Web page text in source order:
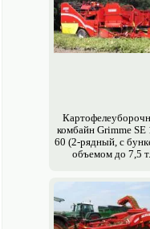
комбайн Grimme SE
60 (2-рядный, с
объемом до 7,5